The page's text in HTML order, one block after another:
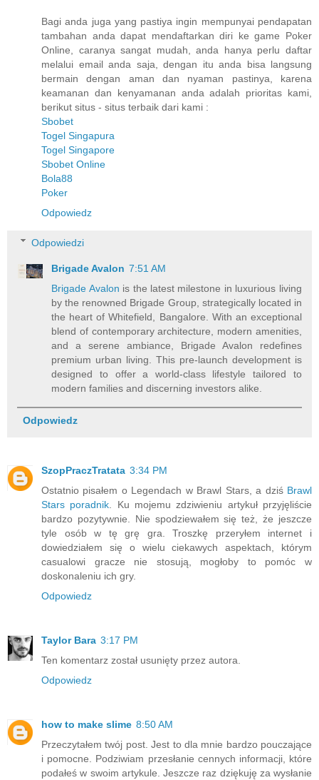
Bagi anda juga yang pastiya ingin mempunyai pendapatan
tambahan anda dapat mendaftarkan diri ke game Poker
Online, caranya sangat mudah, anda hanya perlu daftar
melalui email anda saja, dengan itu anda bisa langsung
bermain dengan aman dan nyaman pastinya, karena
keamanan dan kenyamanan anda adalah prioritas kami,
berikut situs - situs terbaik dari kami :
Sbobet
Togel Singapura
Togel Singapore
Sbobet Online
Bola88
Poker
Odpowiedz
Odpowiedzi
Brigade Avalon 7:51 AM
Brigade Avalon is the latest milestone in luxurious living
by the renowned Brigade Group, strategically located in
the heart of Whitefield, Bangalore. With an exceptional
blend of contemporary architecture, modern amenities,
and a serene ambiance, Brigade Avalon redefines
premium urban living. This pre-launch development is
designed to offer a world-class lifestyle tailored to
modern families and discerning investors alike.
Odpowiedz
SzopPraczTratata 3:34 PM
Ostatnio pisałem o Legendach w Brawl Stars, a dziś Brawl
Stars poradnik . Ku mojemu zdziwieniu artykuł przyjęliście
bardzo pozytywnie. Nie spodziewałem się też, że jeszcze
tyle osób w tę grę gra. Troszkę przeryłem internet i
dowiedziałem się o wielu ciekawych aspektach, którym
casualowi gracze nie stosują, mogłoby to pomóc w
doskonaleniu ich gry.
Odpowiedz
Taylor Bara 3:17 PM
Ten komentarz został usunięty przez autora.
Odpowiedz
how to make slime 8:50 AM
Przeczytałem twój post. Jest to dla mnie bardzo pouczające
i pomocne. Podziwiam przesłanie cennych informacji, które
podałeś w swoim artykule. Jeszcze raz dziękuję za wysłanie